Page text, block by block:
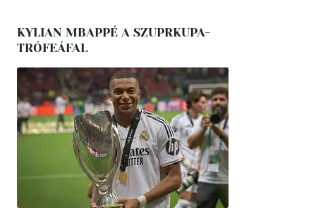
KYLIAN MBAPPÉ A SZUPRKUPA-
TRÓFEÁFAL